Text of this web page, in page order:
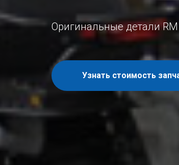
Оригинальные детали
Узнать стоимость